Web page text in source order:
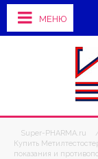
МЕНЮ
Super-PHARMA.ru
Купить
показания и